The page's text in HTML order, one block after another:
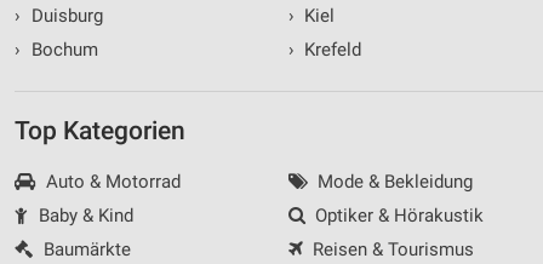
›
Duisburg
›
Bochum
› Kiel
› Krefeld
Top Kategorien
Auto & Motorrad
Baby & Kind
Baumärkte
Mode & Bekleidung
Optiker & Hörakustik
Reisen & Tourismus